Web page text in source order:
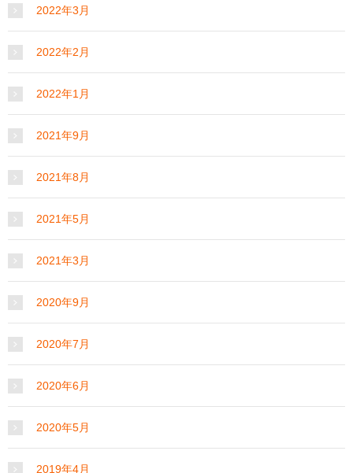
2022年3月
2022年2月
2022年1月
2021年9月
2021年8月
2021年5月
2021年3月
2020年9月
2020年7月
2020年6月
2020年5月
2019年4月